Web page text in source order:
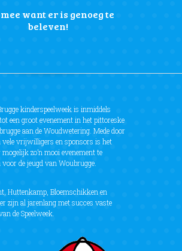
mee want er is genoeg te
beleven!
kinderspeelweek is inmiddels
een groot evenement in het pittoreske
aan de Woudwetering. Mede door
vele vrijwilligers en sponsors is het
zo’n mooi evenement te
de jeugd van Woubrugge.
Huttenkamp, Bloemschikken en
zijn al jarenlang met succes vaste
de Speelweek.